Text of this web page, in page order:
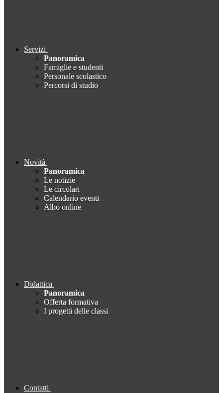
Servizi
Panoramica
Famiglie e studenti
Personale scolastico
Percorsi di studio
Novità
Panoramica
Le notizie
Le circolari
Calendario eventi
Albo online
Didattica
Panoramica
Offerta formativa
I progetti delle classi
Contatti